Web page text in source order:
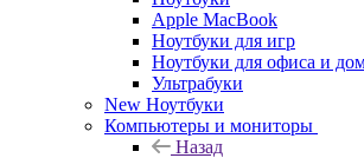
Apple MacBook
Ноутбуки для игр
Ноутбуки для офиса и
Ультрабуки
New Ноутбуки
Компьютеры и мониторы
Назад